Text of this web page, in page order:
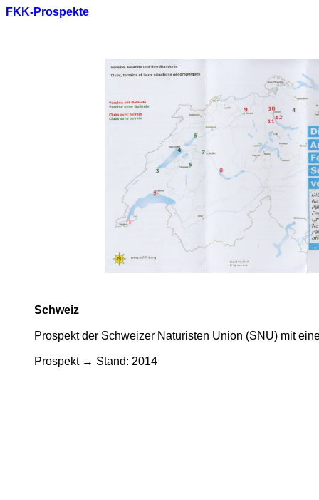
FKK-Prospekte
Schweiz
Prospekt der Schweizer Naturisten Union (SNU) mit
Prospekt → Stand: 2014